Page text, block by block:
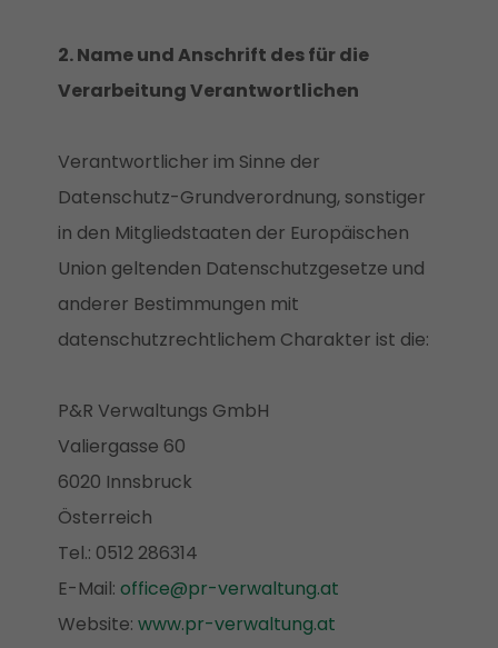
2. Name und Anschrift des für die
Verarbeitung Verantwortlichen
Verantwortlicher im Sinne der
Datenschutz-Grundverordnung, sonstiger
in den Mitgliedstaaten der Europäischen
Union geltenden Datenschutzgesetze und
anderer Bestimmungen mit
datenschutzrechtlichem Charakter ist die:
P&R Verwaltungs GmbH
Valiergasse 60
6020 Innsbruck
Österreich
Tel.: 0512 286314
E-Mail:office@pr-verwaltung.at
Website:www.pr-verwaltung.at